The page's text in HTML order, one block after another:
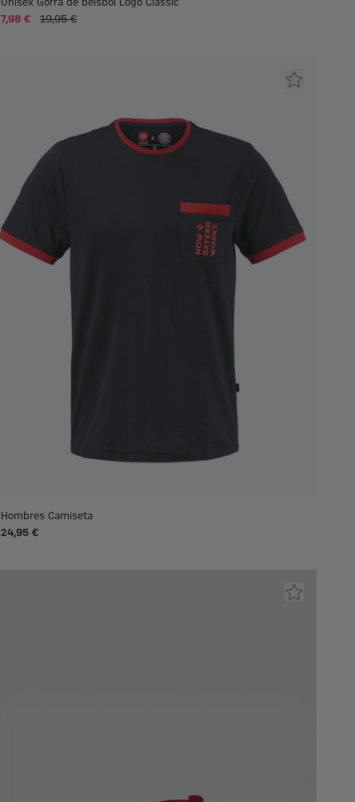
Unisex Gorra de béisbol Logo Classic
7,98 €
19,95 €
Hombres Camiseta
24,95 €